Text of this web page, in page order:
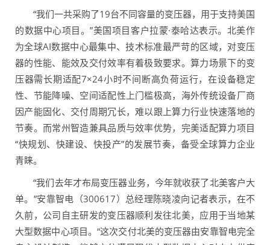
“我们一共采购了19台不同容量的变压器，用于支持美国
的数据中心项目。”美国项目客户拉蒙·泰哈达表示。北美作
为全球AI数据中心最集中、技术标准最严苛的区域，对变压
器的性能、能效及交付效率有着极致要求。算力场景下的变
压器需长期适配7×24小时不间断高负荷运行，在设备稳定
性、节能降噪、空间适配性上门槛极高，海外传统设备厂商
因产能固化、交付周期冗长，难以跟上算力行业快速落地的
节奏。而常州智造兼具品质与效率优势，完美适配算力项目
“快规划、快建设、快投产”的发展节奏，备受全球算力企业
青睐。
“我们去年才布局变压器业务，今年就收获了北美客户大
单。”安靠智电（300617）总经理陈晓凌向记者表示，在不
久前，公司自主研发的变压器顺利发往北美，应用于当地某
大型数据中心项目。“这次交付北美的变压器由安靠智电完全